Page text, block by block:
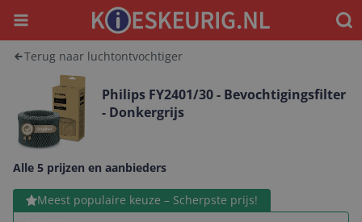
Menu
Terug naar luchtontvochtiger
Philips FY2401/30 - Bevochtigingsfilter
- Donkergrijs
Alle 5 prijzen en aanbieders
Meest populaire keuze – Scherpste prijs!
Bekijk product